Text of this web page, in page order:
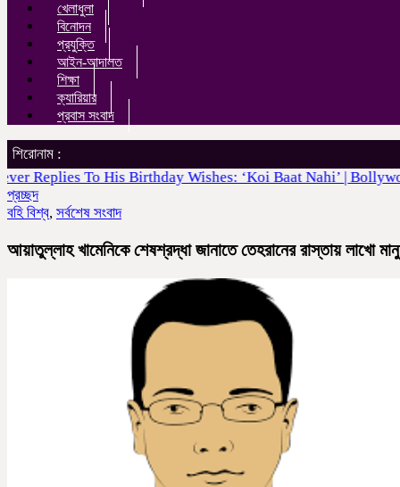
খেলাধুলা
বিনোদন
প্রযুক্তি
আইন-আদালত
শিক্ষা
ক্যারিয়ার
প্রবাস সংবাদ
শিরোনাম :
To His Birthday Wishes: ‘Koi Baat Nahi’ | Bollywood
প্রচ্ছদ
বহি বিশ্ব, সর্বশেষ সংবাদ
আয়াতুল্লাহ খামেনিকে শেষশ্রদ্ধা জানাতে তেহরানের রাস্তায় লাখো